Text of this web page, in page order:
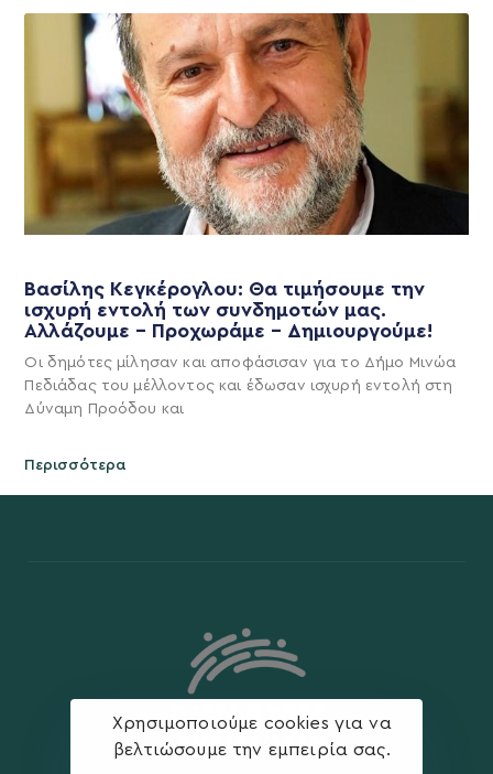
Βασίλης Κεγκέρογλου: Θα τιμήσουμε την
ισχυρή εντολή των συνδημοτών μας.
Αλλάζουμε – Προχωράμε – Δημιουργούμε!
Οι δημότες μίλησαν και αποφάσισαν για το Δήμο Μινώα
Πεδιάδας του μέλλοντος και έδωσαν ισχυρή εντολή στη
Δύναμη Προόδου και
Περισσότερα
Χρησιμοποιούμε cookies για να
βελτιώσουμε την εμπειρία σας.